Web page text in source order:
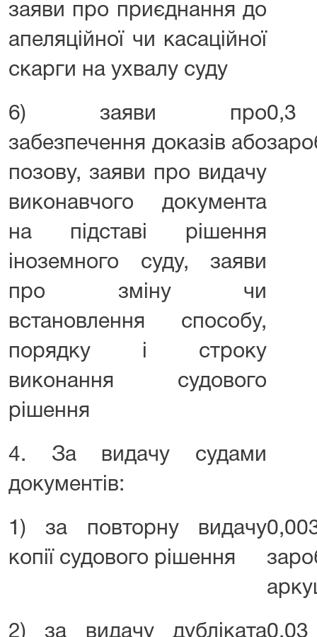
заяви про приєднання до
апеляційної чи касаційної
скарги на ухвалу суду
6) заяви про
забезпечення доказів або
позову, заяви про видачу
виконавчого документа
на підставі рішення
іноземного суду, заяви
про зміну чи
встановлення способу,
порядку і строку
виконання судового
рішення
0,3
4. За видачу судами
документів:
1) за повторну видачу
копії судового рішення
2) за видачу дубліката0,03